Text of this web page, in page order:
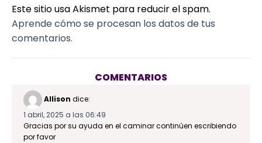
Este sitio usa Akismet para reducir el spam.
Aprende cómo se procesan los datos de tus
comentarios.
COMENTARIOS
Allison dice:
1 abril, 2025 a las 06:49
Gracias por su ayuda en el caminar continúen escribiendo
por favor